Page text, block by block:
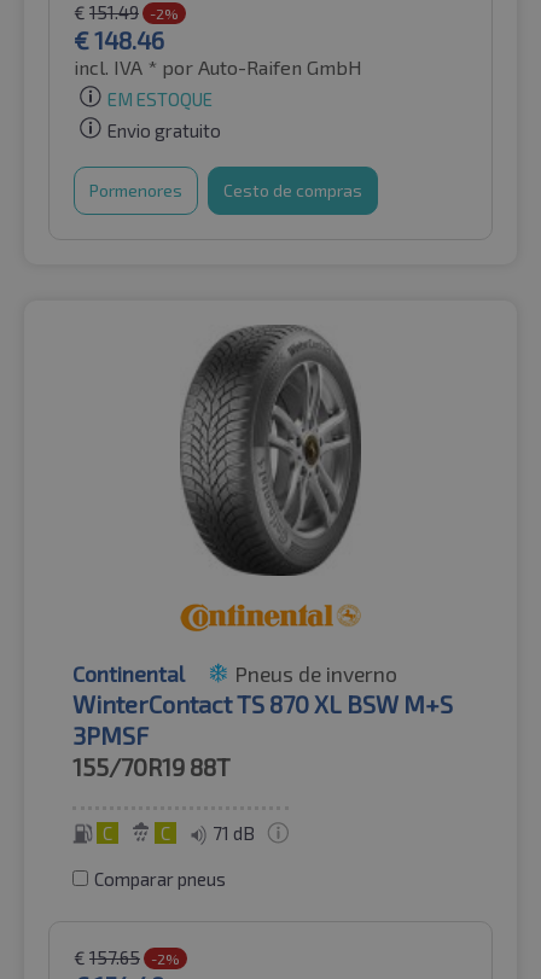
€ 151.49 -2%
€148.46
incl. IVA * por Auto-Raifen GmbH
EM ESTOQUE
Envio gratuito
Pormenores Cesto de compras
Continental Pneus de inverno
WinterContact TS 870 XL BSW M+S
3PMSF
155/70R19 88T
C C 71 dB
Comparar pneus
€ 157.65 -2%